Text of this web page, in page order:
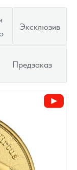
Эксклюзив
Предзаказ